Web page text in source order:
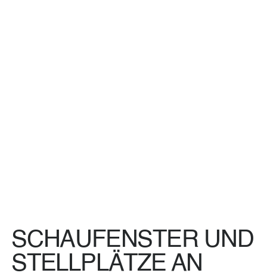
SCHAUFENSTER UND
STELLPLÄTZE AN